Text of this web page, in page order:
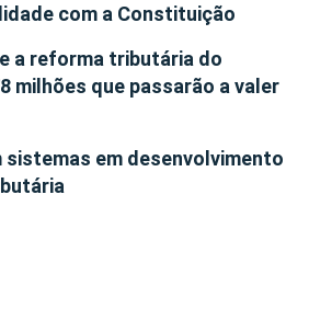
com a Constituição
a reforma tributária do
milhões que passarão a valer
sistemas em desenvolvimento